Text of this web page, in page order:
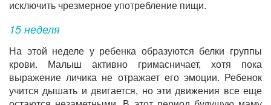
исключить чрезмерное употребление пищи.
15 неделя
На этой неделе у ребенка образуются белки группы
крови. Малыш активно гримасничает, хотя пока
выражение личика не отражает его эмоции. Ребенок
учится дышать и двигается, но эти движения все еще